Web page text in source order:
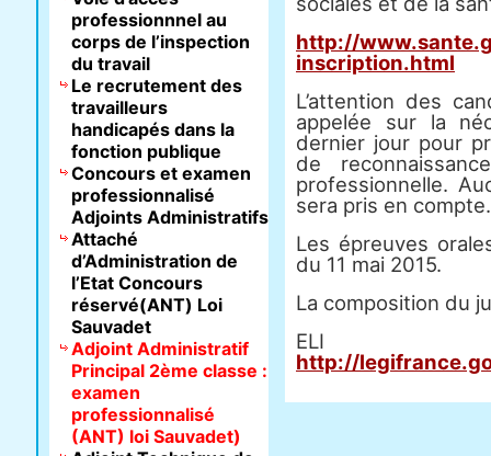
http://
inscription.html
L’attention des
appelée sur la
dernier jour pour
de
professionnelle.
sera pris en compte.
Les épreuves
du 11 mai 2015.
La composition du
http://
professionnnel au
corps de l’inspection
du travail
Le recrutement des
travailleurs
handicapés dans la
fonction publique
Concours et examen
professionnalisé
Adjoints Administratifs
Attaché
d’Administration de
l’Etat Concours
réservé(ANT) Loi
Sauvadet
Adjoint Administratif
Principal 2ème classe :
examen
professionnalisé
(ANT) loi Sauvadet)